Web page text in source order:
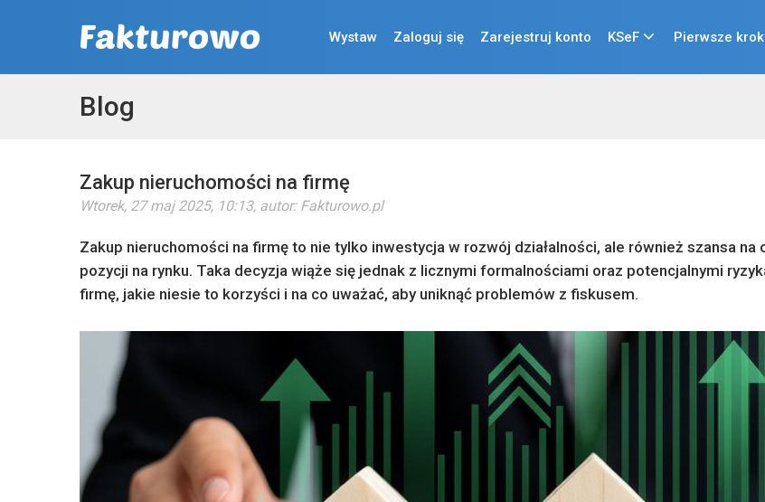
Wystaw Zaloguj się Zarejestruj konto KSeF Pierwsze
Blog
Zakup nieruchomości na firmę
Wtorek, 27 maj 2025, 10:13, autor: Fakturowo.pl
Zakup nieruchomości na firmę to nie tylko inwestycja w rozwój działalności, ale również szansa
pozycji na rynku. Taka decyzja wiąże się jednak z licznymi formalnościami oraz potencjalnymi
firmę, jakie niesie to korzyści i na co uważać, aby uniknąć problemów z fiskusem.